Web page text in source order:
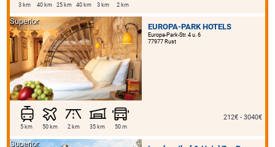
3 km 40 km 25 km 40 km 3 km 2 km
EUROPA-PARK HOTELS
Europa-Park-Str. 4 u. 6
77977 Rust
Superior
5 km 50 km 2 km 35 km 50 m
212€ - 3040€
Superior